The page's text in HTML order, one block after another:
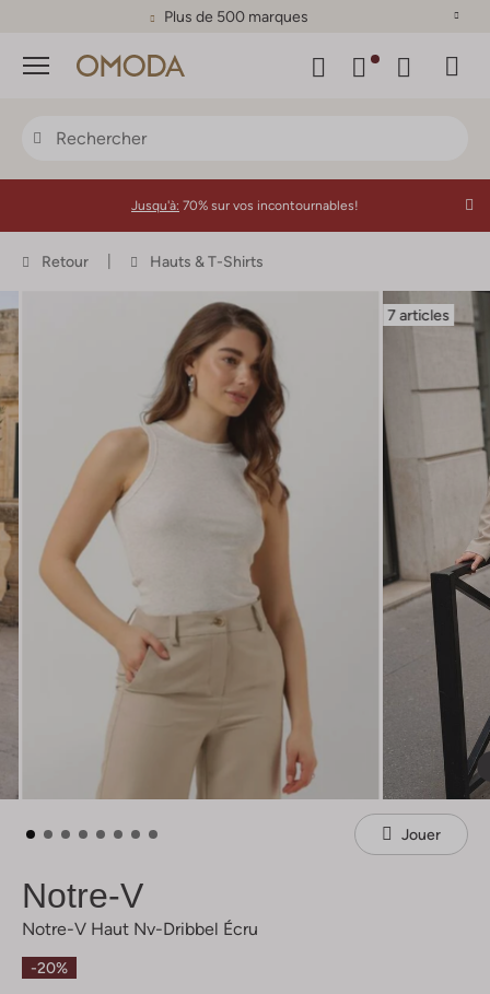
Plus de 500 marques
Menu
Jusqu'à: 70% sur vos incontournables!
Retour Hauts & T-Shirts
7 articles
Jouer
Notre-V
Notre-V Haut Nv-Dribbel Écru
-20%